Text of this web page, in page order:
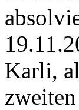
Karli,